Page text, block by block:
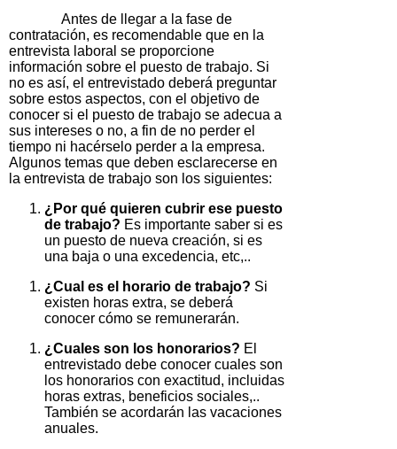
Antes de llegar a la fase de
contratación, es recomendable que en la
entrevista laboral se proporcione
información sobre el puesto de trabajo. Si
no es así, el entrevistado deberá preguntar
sobre estos aspectos, con el objetivo de
conocer si el puesto de trabajo se adecua a
sus intereses o no, a fin de no perder el
tiempo ni hacérselo perder a la empresa.
Algunos temas que deben esclarecerse en
la entrevista de trabajo son los siguientes:
¿Por qué quieren cubrir ese puesto
de trabajo? Es importante saber si es
un puesto de nueva creación, si es
una baja o una excedencia, etc,..
¿Cual es el horario de trabajo? Si
existen horas extra, se deberá
conocer cómo se remunerarán.
¿Cuales son los honorarios? El
entrevistado debe conocer cuales son
los honorarios con exactitud, incluidas
horas extras, beneficios sociales,..
También se acordarán las vacaciones
anuales.